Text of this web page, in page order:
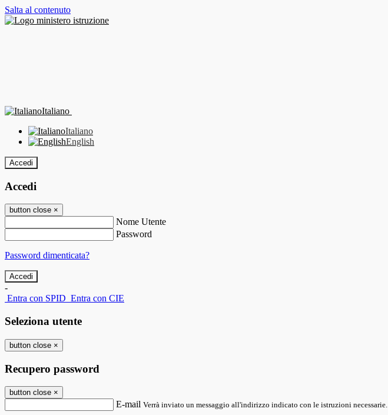
Salta al contenuto
Italiano
Italiano
English
Accedi
Accedi
button close ×
Nome Utente
Password
Password dimenticata?
-
Entra con SPID Entra con CIE
Seleziona utente
button close ×
Recupero password
button close ×
E-mail Verrà inviato un messaggio all'indirizzo indicato con le istruzioni necessarie.